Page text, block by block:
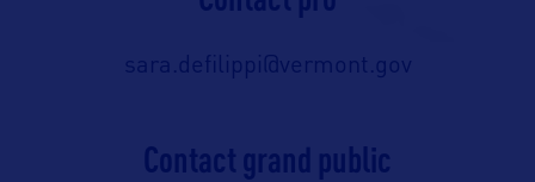
sara.defilippi@vermont.gov
Contact grand public